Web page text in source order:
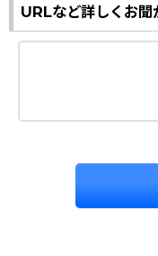
URLなど詳しくお聞